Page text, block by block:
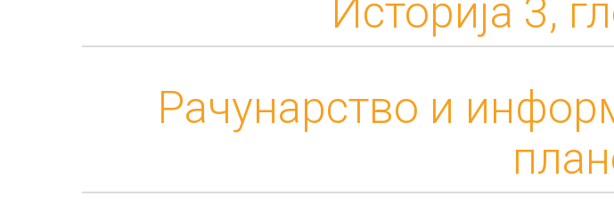
Историја 3,
Рачунарство и